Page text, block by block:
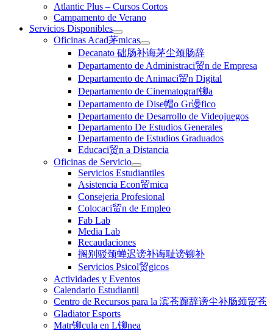
Atlantic Plus – Cursos Cortos
Campamento de Verano
Servicios Disponibles
Oficinas Acad茅micas
Decanato 础肠补诲茅尘颈肠辞
Departamento de Administraci贸n de Empresa
Departamento de Animaci贸n Digital
Departamento de Cinematograf铆a
Departamento de Dise帽o Gr谩fico
Departamento de Desarrollo de Videojuegos
Departamento De Estudios Generales
Departamento de Estudios Graduados
Educaci贸n a Distancia
Oficinas de Servicio
Servicios Estudiantiles
Asistencia Econ贸mica
Consejeria Profesional
Colocaci贸n de Empleo
Fab Lab
Media Lab
Recaudaciones
搁别驳颈蝉迟谤补诲耻谤铆补
Servicios Psicol贸gicos
Actividades y Eventos
Calendario Estudiantil
Centro de Recursos para la 滨苍蹿辞谤尘补肠颈贸苍
Gladiator Esports
Matr铆cula en L铆nea